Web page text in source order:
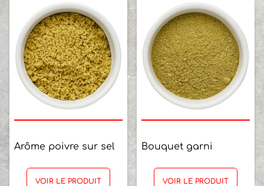
Arôme poivre sur sel
VOIR LE PRODUIT
Bouquet garni
VOIR LE PRODUIT